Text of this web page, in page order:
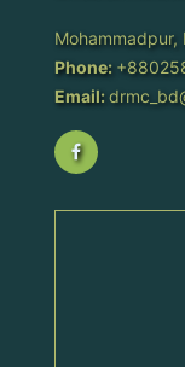
Mohammadpur,
Phone:
Email: